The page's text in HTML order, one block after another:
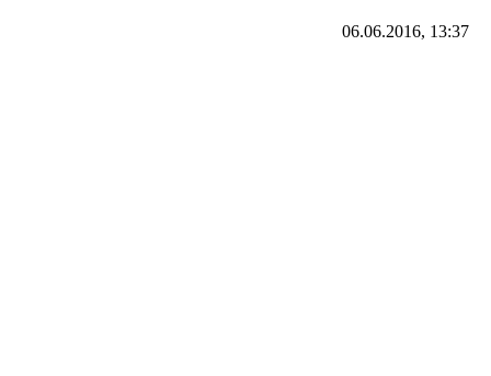
06.06.2016, 13:37